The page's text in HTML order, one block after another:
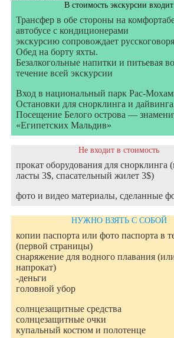
В стоимость экскурсии входит
Трансфер в обе стороны на
автобусе с кондиционерами
экскурсию сопровождает
Обед на борту яхты.
Безалкогольные напитки и питьевая
течение всей экскурсии
Вход в национальный парк Рас-
Остановки для снорклинга и
Посещение Белого острова —
«Египетских Мальдив»
Не входит в стоимость
прокат оборудования для снорклинга
ласты 3$, спасательный жилет 3$)
фото и видео материалы, сделанные
НУЖНО ВЗЯТЬ С СОБОЙ
копии паспорта или фото паспорта в
(первой страницы)
снаряжение для водного плавания
напрокат)
-деньги
головной убор
солнцезащитные средства
солнцезащитные очки
купальный костюм и полотенце